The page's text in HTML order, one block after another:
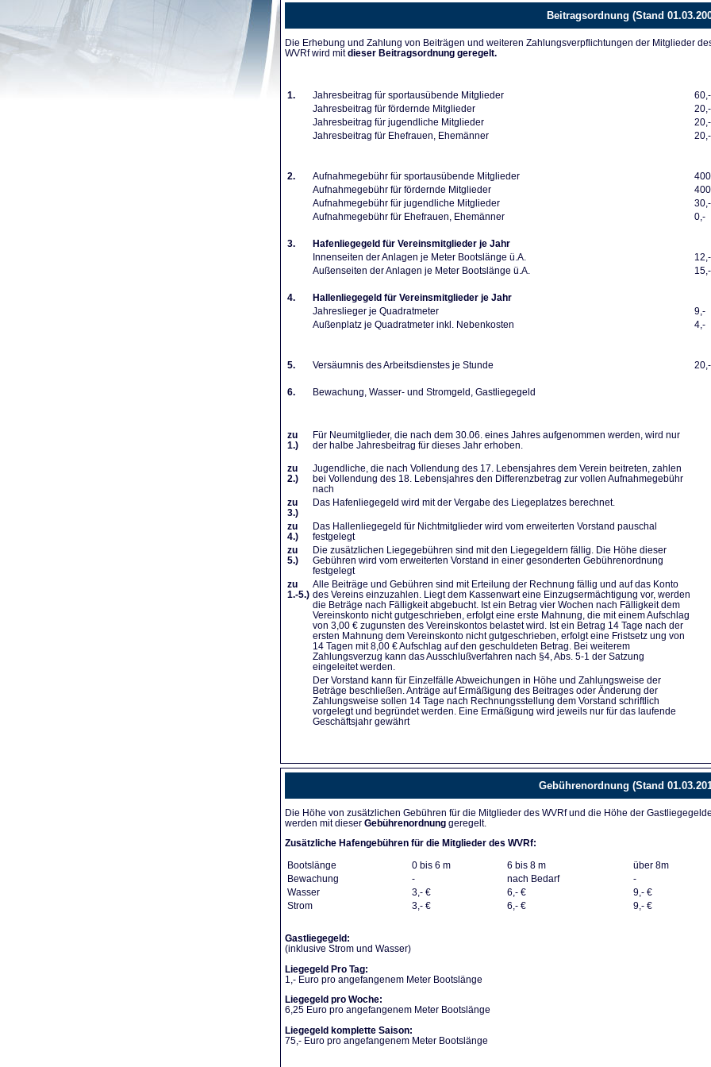
Beitragsordnung (Stand
Die Erhebung und Zahlung von Beiträgen und weiteren Zahlungsverpflichtungen der Mitglieder
WVRf wird mitdieser Beitragsordnung geregelt.
1. Jahresbeitrag für sportausübende Mitglieder
60,-
Jahresbeitrag für fördernde Mitglieder
20,-
Jahresbeitrag für jugendliche Mitglieder
20,-
Jahresbeitrag für Ehefrauen, Ehemänner
20,-
2. Aufnahmegebühr für sportausübende Mitglieder
Aufnahmegebühr für fördernde Mitglieder
Aufnahmegebühr für jugendliche Mitglieder
30,-
Aufnahmegebühr für Ehefrauen, Ehemänner
0,-
3.
Hafenliegegeld für Vereinsmitglieder je Jahr
Innenseiten der Anlagen je Meter Bootslänge ü.A.
12,-
Außenseiten der Anlagen je Meter Bootslänge ü.A.
15,-
4.
Hallenliegegeld für Vereinsmitglieder je Jahr
Jahreslieger je Quadratmeter
9,-
Außenplatz je Quadratmeter inkl. Nebenkosten
4,-
5. Versäumnis des Arbeitsdienstes je Stunde 20,-
6. Bewachung, Wasser- und Stromgeld, Gastliegegeld
zu
1.)
Für Neumitglieder, die nach dem 30.06. eines Jahres aufgenommen werden, wird nur
der halbe Jahresbeitrag für dieses Jahr erhoben.
zu
2.)
Jugendliche, die nach Vollendung des 17. Lebensjahres dem Verein beitreten, zahlen
bei Vollendung des 18. Lebensjahres den Differenzbetrag zur vollen Aufnahmegebühr
nach
zu
3.)
Das Hafenliegegeld wird mit der Vergabe des Liegeplatzes berechnet.
zu
4.)
Das Hallenliegegeld für Nichtmitglieder wird vom erweiterten Vorstand pauschal
festgelegt
zu
5.)
Die zusätzlichen Liegegebühren sind mit den Liegegeldern fällig. Die Höhe dieser
Gebühren wird vom erweiterten Vorstand in einer gesonderten Gebührenordnung
festgelegt
zu
1.-5.)
Alle Beiträge und Gebühren sind mit Erteilung der Rechnung fällig und auf das Konto
des Vereins einzuzahlen. Liegt dem Kassenwart eine Einzugsermächtigung vor, werden
die Beträge nach Fälligkeit abgebucht. Ist ein Betrag vier Wochen nach Fälligkeit dem
Vereinskonto nicht gutgeschrieben, erfolgt eine erste Mahnung, die mit einem Aufschlag
von 3,00 € zugunsten des Vereinskontos belastet wird. Ist ein Betrag 14 Tage nach der
ersten Mahnung dem Vereinskonto nicht gutgeschrieben, erfolgt eine Fristsetz ung von
14 Tagen mit 8,00 € Aufschlag auf den geschuldeten Betrag. Bei weiterem
Zahlungsverzug kann das Ausschlußverfahren nach §4, Abs. 5-1 der Satzung
eingeleitet werden.
Der Vorstand kann für Einzelfälle Abweichungen in Höhe und Zahlungsweise der
Beträge beschließen. Anträge auf Ermäßigung des Beitrages oder Änderung der
Zahlungsweise sollen 14 Tage nach Rechnungsstellung dem Vorstand schriftlich
vorgelegt und begründet werden. Eine Ermäßigung wird jeweils nur für das laufende
Geschäftsjahr gewährt
Gebührenordnung (Stand
Die Höhe von zusätzlichen Gebühren für die Mitglieder des WVRf und die Höhe der
werden mit dieser Gebührenordnung geregelt.
Zusätzliche Hafengebühren für die Mitglieder des WVRf:
Bootslänge
0 bis 6 m 6 bis 8 m
über 8m
Bewachung
- nach Bedarf
-
Wasser
3,- € 6,- €
9,- €
Strom
3,- € 6,- € 9,- €
Gastliegegeld:
(inklusive Strom und Wasser)
Liegegeld Pro Tag:
1,- Euro pro angefangenem Meter Bootslänge
Liegegeld pro Woche:
6,25 Euro pro angefangenem Meter Bootslänge
Liegegeld komplette Saison:
75,- Euro pro angefangenem Meter Bootslänge